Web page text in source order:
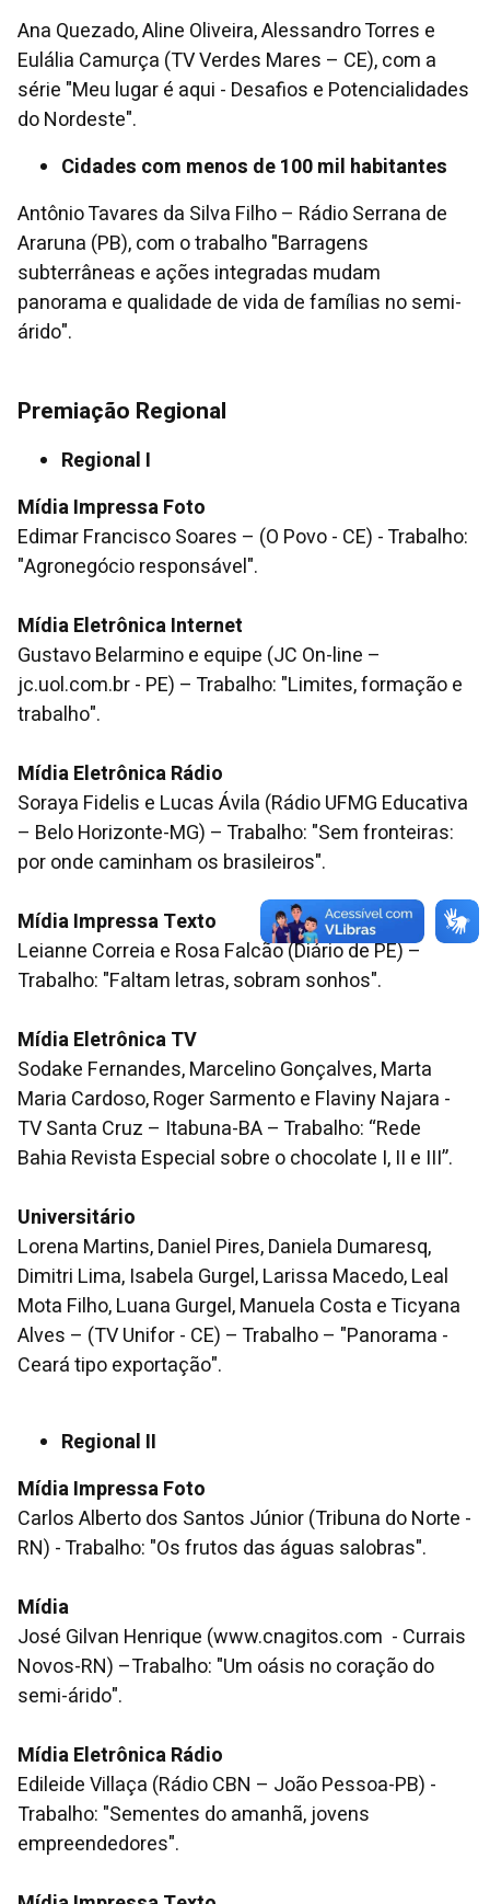
Ana Quezado, Aline Oliveira, Alessandro Torres e
Eulália Camurça (TV Verdes Mares – CE), com a
série "Meu lugar é aqui - Desafios e Potencialidades
do Nordeste".
Cidades com menos de 100 mil habitantes
Antônio Tavares da Silva Filho – Rádio Serrana de
Araruna (PB), com o trabalho "Barragens
subterrâneas e ações integradas mudam
panorama e qualidade de vida de famílias no semi-
árido".
​​​​​​​Premiação Regional
Regional I
Mídia Impressa Foto
Edimar Francisco Soares – (O Povo - CE) - Trabalho:
"Agronegócio responsável".
Mídia Eletrônica Internet
Gustavo Belarmino e equipe (JC On-line –
jc.uol.com.br - PE) – Trabalho: "Limites, formação e
trabalho".
Mídia Eletrônica Rádio
Soraya Fidelis e Lucas Ávila (Rádio UFMG Educativa
– Belo Horizonte-MG) – Trabalho: "Sem fronteiras:
por onde caminham os brasileiros".
Mídia Impressa Texto
Leianne Correia e Rosa Falcão (Diário de PE) –
Trabalho: "Faltam letras, sobram sonhos".
Mídia Eletrônica TV
Sodake Fernandes, Marcelino Gonçalves, Marta
Maria Cardoso, Roger Sarmento e Flaviny Najara -
TV Santa Cruz – Itabuna-BA – Trabalho: “Rede
Bahia Revista Especial sobre o chocolate I, II e III”.
Universitário
Lorena Martins, Daniel Pires, Daniela Dumaresq,
Dimitri Lima, Isabela Gurgel, Larissa Macedo, Leal
Mota Filho, Luana Gurgel, Manuela Costa e Ticyana
Alves – (TV Unifor - CE) – Trabalho – "Panorama -
Ceará tipo exportação".
Regional II
Mídia Impressa Foto
Carlos Alberto dos Santos Júnior (Tribuna do Norte -
RN) - Trabalho: "Os frutos das águas salobras".
Mídia
José Gilvan Henrique (www.cnagitos.com - Currais
Novos-RN) –Trabalho: "Um oásis no coração do
semi-árido".
Mídia Eletrônica Rádio
Edileide Villaça (Rádio CBN – João Pessoa-PB) -
Trabalho: "Sementes do amanhã, jovens
empreendedores".